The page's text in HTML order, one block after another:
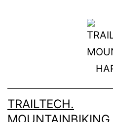
TRAILTECH.
MOUNTAINBIKING.